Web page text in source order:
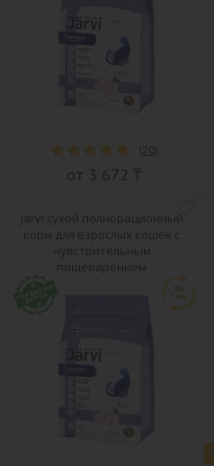
(20)
от 3 672 ₸
Jarvi сухой полнорационный
корм для взрослых кошек с
чувствительным
пищеварением